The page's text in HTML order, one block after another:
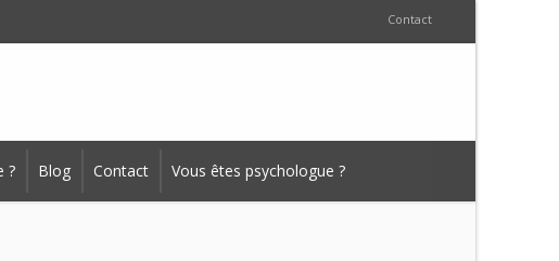
Contact
? Blog Contact Vous êtes psychologue ?